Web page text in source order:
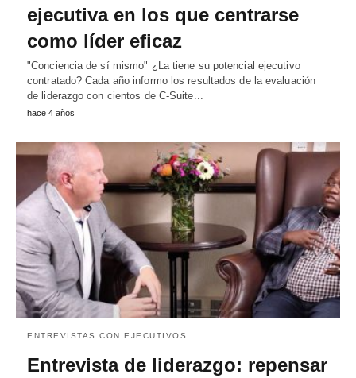
ejecutiva en los que centrarse
como líder eficaz
"Conciencia de sí mismo" ¿La tiene su potencial ejecutivo
contratado? Cada año informo los resultados de la evaluación
de liderazgo con cientos de C-Suite...
hace 4 años
ENTREVISTAS CON EJECUTIVOS
Entrevista de liderazgo: repensar